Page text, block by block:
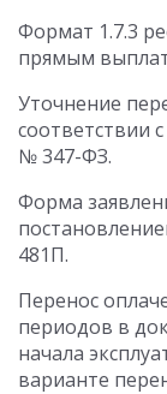
Формат 1.7.3
прямым
Уточнение
соответствии
№ 347-ФЗ.
Форма
481П.
Перенос
периодов в
начала
варианте